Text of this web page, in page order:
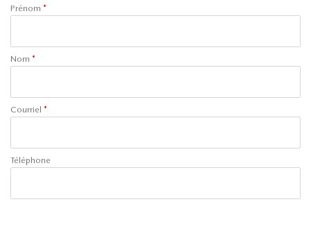
Prénom *
Nom *
Courriel *
Téléphone